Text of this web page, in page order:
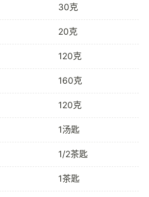
30克
20克
120克
160克
120克
1汤匙
1/2茶匙
1茶匙